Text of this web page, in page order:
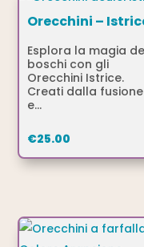
Orecchini –
Esplora la magia
boschi con gli
Orecchini Istrice.
Creati dalla
e...
€25.00